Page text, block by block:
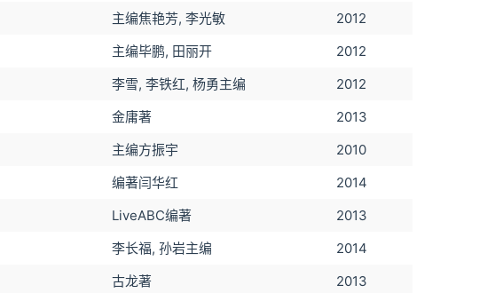
主编焦艳芳, 李光敏
2012
主编毕鹏, 田丽开
2012
李雪, 李铁红, 杨勇主编
2012
金庸著
2013
主编方振宇
2010
编著闫华红
2014
LiveABC编著
2013
李长福, 孙岩主编
2014
古龙著
2013